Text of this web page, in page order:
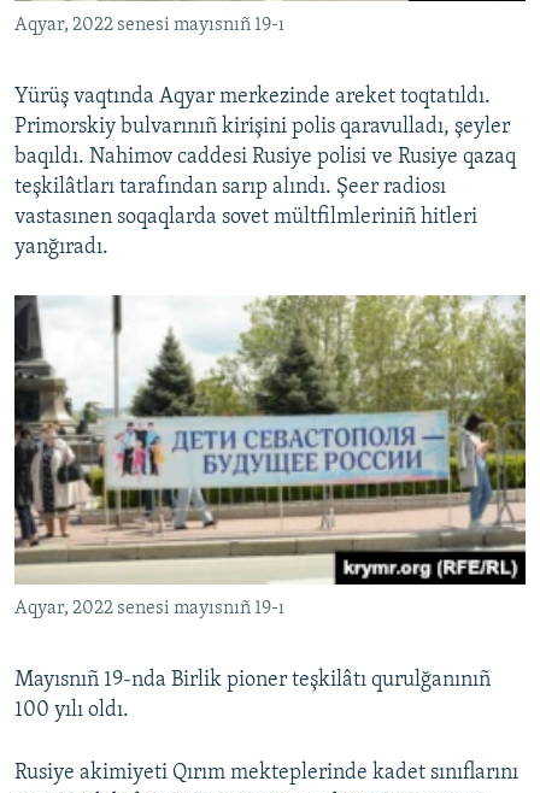
Aqyar, 2022 senesi mayısnıñ 19-ı
Yürüş vaqtında Aqyar merkezinde areket toqtatıldı.
Primorskiy bulvarınıñ kirişini polis qaravulladı, şeyler
baqıldı. Nahimov caddesi Rusiye polisi ve Rusiye qazaq
teşkilâtları tarafından sarıp alındı. Şeer radiosı
vastasınen soqaqlarda sovet mültfilmleriniñ hitleri
yanğıradı.
Aqyar, 2022 senesi mayısnıñ 19-ı
Mayısnıñ 19-nda Birlik pioner teşkilâtı qurulğanınıñ
100 yılı oldı.
Rusiye akimiyeti Qırım mekteplerinde kadet sınıflarını